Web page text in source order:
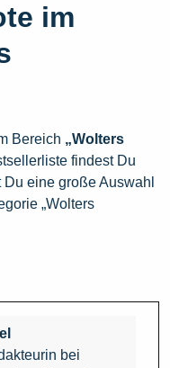
im
Bereich „Wolters
findest Du
eine große Auswahl
„Wolters
bei